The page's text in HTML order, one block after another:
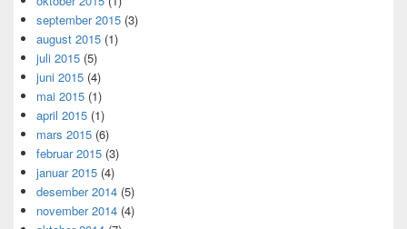
september 2015 (3)
august 2015 (1)
juli 2015 (5)
juni 2015 (4)
mai 2015 (1)
april 2015 (1)
mars 2015 (6)
februar 2015 (3)
januar 2015 (4)
desember 2014 (5)
november 2014 (4)